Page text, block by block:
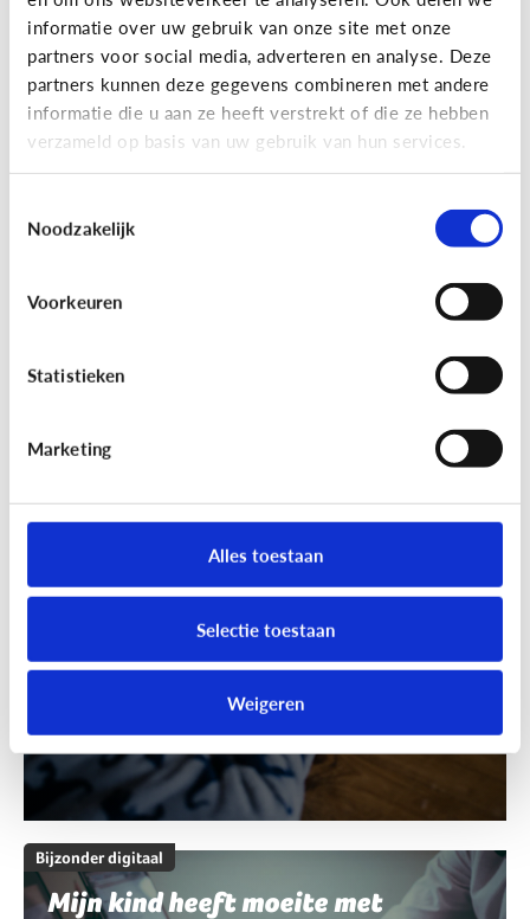
informatie over uw gebruik van onze site met onze
partners voor social media, adverteren en analyse. Deze
partners kunnen deze gegevens combineren met andere
informatie die u aan ze heeft verstrekt of die ze hebben
verzameld op basis van uw gebruik van hun services.
Noodzakelijk
Voorkeuren
Statistieken
Marketing
Alles toestaan
Selectie toestaan
Weigeren
Bijzonder digitaal
Mijn kind is slechtziend of blind.
Welke apps of toepassingen
Mijn kind heeft moeite met
schrijven en spelling. Welke apps
of toepassingen kunnen helpen?
Bijzonder digitaal
Mijn kind heeft moeite met